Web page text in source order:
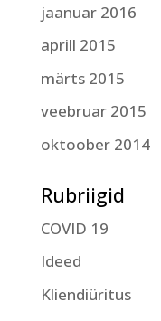
jaanuar 2016
aprill 2015
märts 2015
veebruar 2015
oktoober 2014
Rubriigid
COVID 19
Ideed
Kliendiüritus